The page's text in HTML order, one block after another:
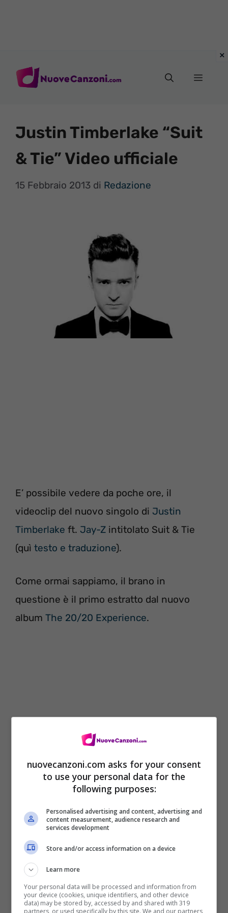
Menu
Justin Timberlake “Suit
& Tie” Video ufficiale
15 Febbraio 2013 di Redazione
E’ possibile vedere da poche ore, il
videoclip del nuovo singolo di Justin
Timberlake ft. Jay-Z intitolato Suit & Tie
(quì testo e traduzione).
Come ormai sappiamo, il brano in
questione è il primo estratto dal nuovo
album The 20/20 Experience.
Nel filmato diretto da David Fincher,
sequenze eleganti in stile cinematografico.
Jay-Z. Vediamola.
Video ufficiale Suit & Tie – Justin
Timberlake ft. Jay-Z
nuovecanzoni.com asks for your consent
to use your personal data for the
following purposes:
Personalised advertising and content, advertising and
content measurement, audience research and
services development
Store and/or access information on a device
Learn more
Your personal data will be processed and information from
your device (cookies, unique identifiers, and other device
data) may be stored by, accessed by and shared with 319
partners, or used specifically by this site. We and our partners